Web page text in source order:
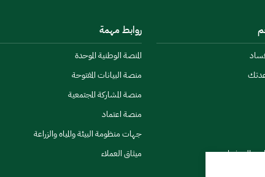
والتحذيرات
روابط مهمة
المنصة الوطنية الموحدة
منصة البيانات المفتوحة
منصة المشاركة المجتمعية
منصة اعتماد
جهات منظومة البيئة والمياه والزراعة
ميثاق العملاء